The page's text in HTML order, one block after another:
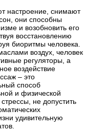
настроение, снимают
они способны
и возобновить его
восстановлению
биоритмы человека.
воздух, человек
регуляторы, а
воздействие
– это
способ
и физической
не допустить
удивительную